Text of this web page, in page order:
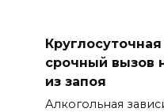
срочный вызов
из запоя
Алкогольная